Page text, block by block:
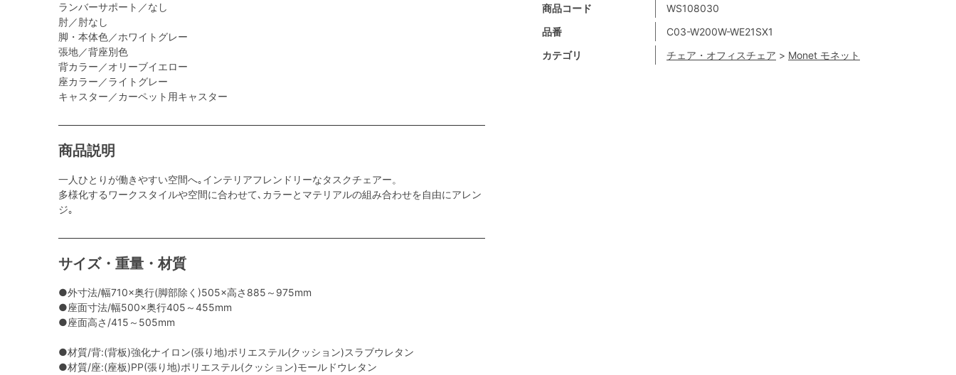
ランバーサポート／なし
肘／肘なし
脚・本体色／ホワイトグレー
張地／背座別色
背カラー／オリーブイエロー
座カラー／ライトグレー
キャスター／カーペット用キャスター
商品説明
一人ひとりが働きやすい空間へ｡インテリアフレンドリーなタスクチェアー。
多様化するワークスタイルや空間に合わせて､カラーとマテリアルの組み合わせを自由にアレン
ジ｡
サイズ・重量・材質
●外寸法/幅710×奥行(脚部除く)505×高さ885～975mm
●座面寸法/幅500×奥行405～455mm
●座面高さ/415～505mm
●材質/背:(背板)強化ナイロン(張り地)ポリエステル(クッション)スラブウレタン
●材質/座:(座板)PP(張り地)ポリエステル(クッション)モールドウレタン
商品コード
WS108030
品番
C03-W200W-WE21SX1
カテゴリ
チェア・オフィスチェア > Monet モネット